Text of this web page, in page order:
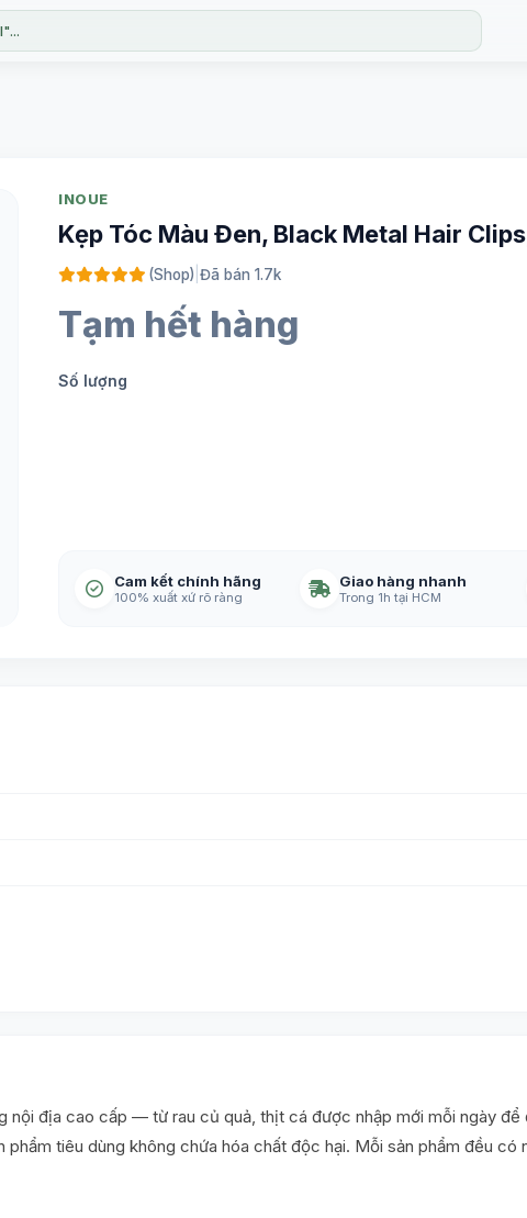
INOUE
Kẹp Tóc Màu Đen, Black Metal Hair
(Shop) Đã bán 1.7k
Tạm hết hàng
Số lượng
Cam kết chính hãng
100% xuất xứ rõ ràng
Giao hàng nhanh
Trong 1h tại HCM
nội địa cao cấp — từ rau củ quả, thịt cá được nhập mới mỗi ngày
tiêu dùng không chứa hóa chất độc hại. Mỗi sản phẩm đều có